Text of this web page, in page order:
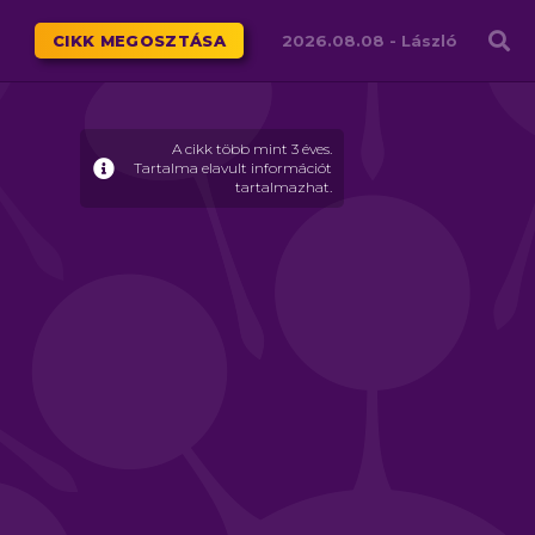
Családháló
CIKK MEGOSZTÁSA 2026.08.08 - László
A cikk több mint 3 éves.
Tartalma elavult információt
tartalmazhat.